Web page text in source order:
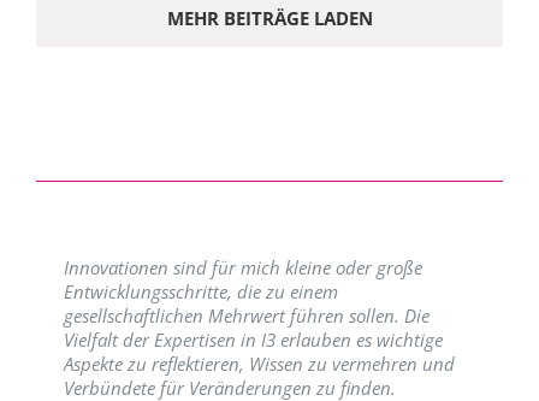
MEHR BEITRÄGE LADEN
Innovationen sind für mich kleine oder große
Entwicklungsschritte, die zu einem
gesellschaftlichen Mehrwert führen sollen. Die
Vielfalt der Expertisen in I3 erlauben es wichtige
Aspekte zu reflektieren, Wissen zu vermehren und
Verbündete für Veränderungen zu finden.